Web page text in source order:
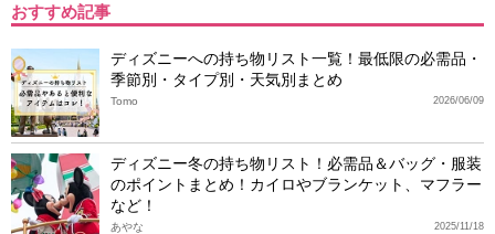
おすすめ記事
ディズニーへの持ち物リスト一覧！最低限の必需品・
季節別・タイプ別・天気別まとめ
2026/06/09
Tomo
ディズニー冬の持ち物リスト！必需品＆バッグ・服装
のポイントまとめ！カイロやブランケット、マフラー
など！
2025/11/18
あやな